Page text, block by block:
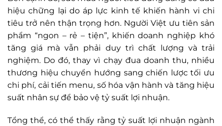
hiệu chững lại do áp lực kinh tế khiến hành vi chi
tiêu trở nên thận trọng hơn. Người Việt ưu tiên sản
phẩm “ngon – rẻ – tiện”, khiến doanh nghiệp khó
tăng giá mà vẫn phải duy trì chất lượng và trải
nghiệm. Do đó, thay vì chạy đua doanh thu, nhiều
thương hiệu chuyển hướng sang chiến lược tối ưu
chi phí, cải tiến menu, số hóa vận hành và tăng hiệu
suất nhân sự để bảo vệ tỷ suất lợi nhuận.
Tổng thể, có thể thấy rằng tỷ suất lợi nhuận ngành